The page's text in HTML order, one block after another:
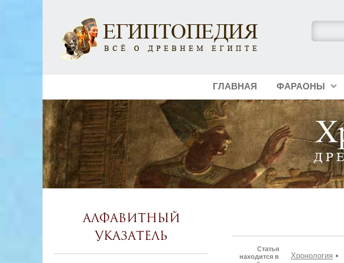
ГЛАВНАЯ ФАРАОНЫ
Статья
находится в
Хронология
Алфавитный
указатель